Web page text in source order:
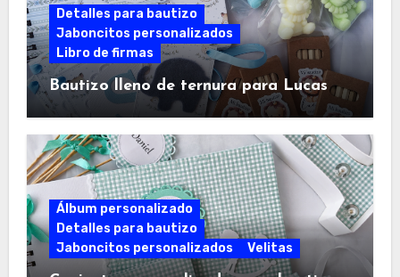
Detalles para bautizo
Jaboncitos personalizados
Libro de firmas
Bautizo lleno de ternura para Lucas
Álbum personalizado
Detalles para bautizo
Jaboncitos personalizados
Velitas